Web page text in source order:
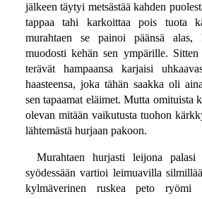
jälkeen täytyi metsästää kahden
tappaa tahi karkoittaa pois tuota
murahtaen se painoi päänsä alas,
muodosti kehän sen ympärille.
terävät hampaansa karjaisi
haasteensa, joka tähän saakka oli
sen tapaamat eläimet. Mutta omituista
olevan mitään vaikutusta tuohon
lähtemästä hurjaan pakoon.
Murahtaen hurjasti leijona palasi
syödessään vartioi leimuavilla
kylmäverinen ruskea peto ryömi